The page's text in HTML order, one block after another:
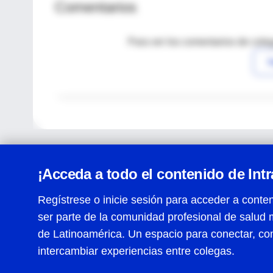
Comentarios
Para ver los comentarios de
¡Acceda a todo el contenido de
Regístrese o inicie sesión para acceder a
ser parte de la comunidad profesional de salud
de Latinoamérica. Un espacio para conectar,
intercambiar experiencias entre colegas.
Centro de Ayuda
Términos y condiciones| Políticas de privacidad